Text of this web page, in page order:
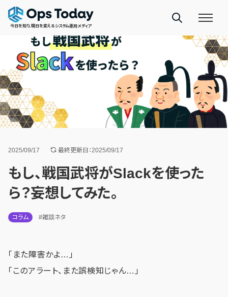
今日を知り、明日を変えるシステム運用メディア
2025/09/17 最終更新日：2025/09/17
もし、戦国武将がSlackを使った
ら？妄想してみた。
コラム #雑談ネタ
「また障害かよ…」
「このアラート、また誤検知じゃん…」